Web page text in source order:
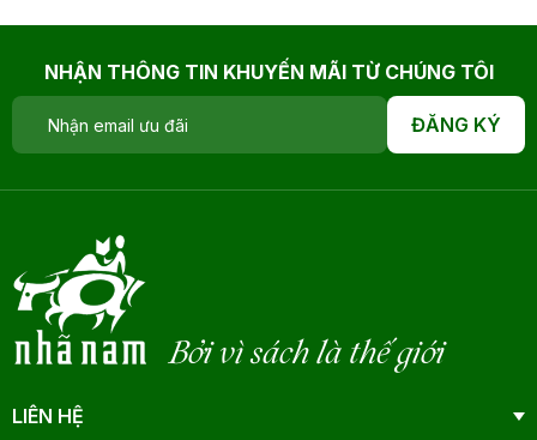
NHẬN THÔNG TIN KHUYẾN MÃI TỪ CHÚNG TÔI
ĐĂNG KÝ
Bởi vì sách là thế giới
LIÊN HỆ